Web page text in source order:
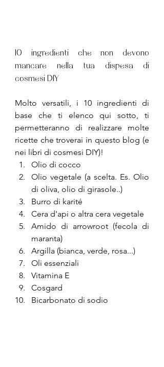
10 ingredienti che non devono
mancare nella tua dispesa di
cosmesi DIY
Molto versatili, i 10 ingredienti di
base che ti elenco qui sotto, ti
permetteranno di realizzare molte
ricette che troverai in questo blog (e
nei libri di cosmesi DIY)!
Olio di cocco
Olio vegetale (a scelta. Es. Olio
di oliva, olio di girasole..)
Burro di karité
Cera d'api o altra cera vegetale
Amido di arrowroot (fecola di
maranta)
Argilla (bianca, verde, rosa...)
Oli essenziali
Vitamina E
Cosgard
Bicarbonato di sodio